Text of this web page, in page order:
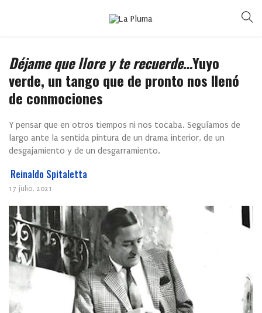
Déjame que llore y te recuerde…Yuyo
verde, un tango que de pronto nos llenó
de conmociones
Y pensar que en otros tiempos ni nos tocaba. Seguíamos de
largo ante la sentida pintura de un drama interior, de un
desgajamiento y de un desgarramiento.
Reinaldo Spitaletta
17 julio, 2021